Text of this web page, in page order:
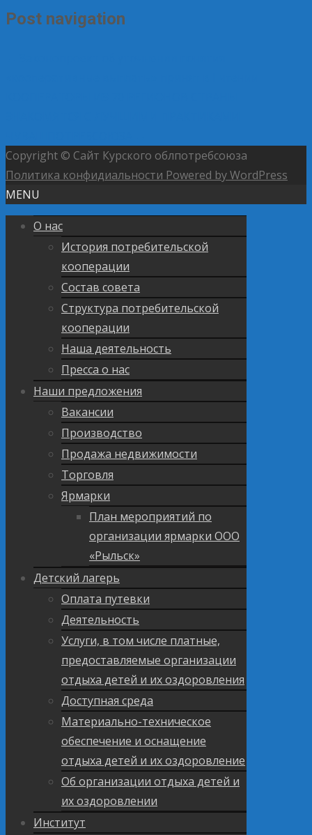
Post navigation
Copyright © Сайт Курского облпотребсоюза
Политика конфидиальности Powered by WordPress
MENU
О нас
История потребительской
кооперации
Состав совета
Структура потребительской
кооперации
Наша деятельность
Пресса о нас
Наши предложения
Вакансии
Производство
Продажа недвижимости
Торговля
Ярмарки
План мероприятий по
организации ярмарки ООО
«Рыльск»
Детский лагерь
Оплата путевки
Деятельность
Услуги, в том числе платные,
предоставляемые организации
отдыха детей и их оздоровления
Доступная среда
Материально-техническое
обеспечение и оснащение
отдыха детей и их оздоровление
Об организации отдыха детей и
их оздоровлении
Институт